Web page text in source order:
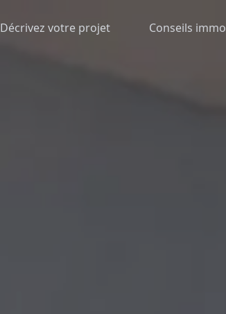
Décrivez votre projet Conseils immo